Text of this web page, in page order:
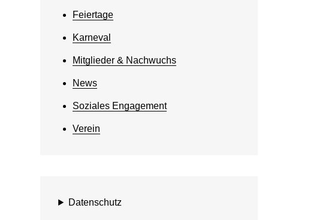
Feiertage
Karneval
Mitglieder & Nachwuchs
News
Soziales Engagement
Verein
Datenschutz